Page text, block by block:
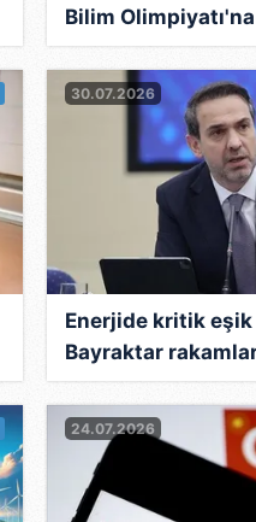
Bilim
yarışmacı olarak
30.07.2026
Enerjide kritik eşik
Bayraktar
Kapasite 126 bin
24.07.2026